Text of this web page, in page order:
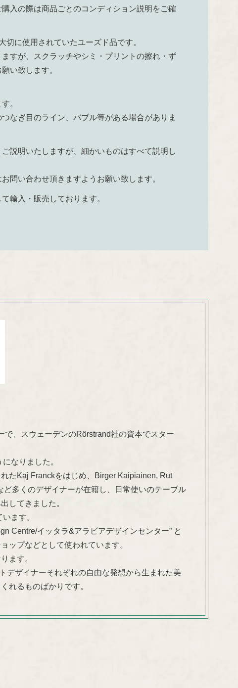
入の際は商品ごとのコンディション説明をご確
に使用されていたユーズド品です。
すが、スクラッチやシミ・プリントの擦れ・ず
い致します。
。
なぎ目のライン、バブル等がある場合がありま
説明いたしますが、細かいものはすべて説明し
問い合わせ頂きますようお願い致します。
輸入・販売しております。
、スウェーデンのRörstrand社の資本でスター
なりました。
たKaj Franckをはじめ、Birger Kaipiainen, Rut
多くのデザイナーが在籍し、日常使いのテーブル
してきました。
ます。
Centre/イッタラ&アラビアデザインセンター” と
ップなどとして使われています。
ます。
デザイナーそれぞれの自由な発想から生まれた美
れるものばかりです。